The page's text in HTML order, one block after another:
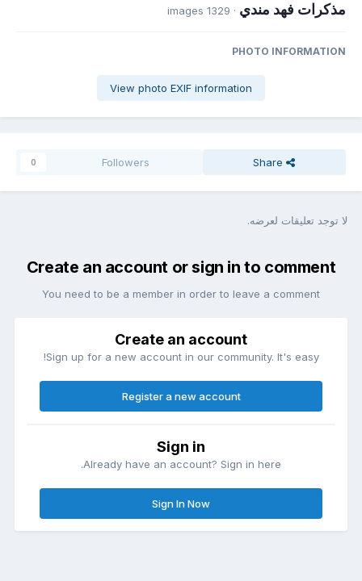
مذكرات فهد مندي · 1329 images
PHOTO INFORMATION
View photo EXIF information
Share
Followers
0
لا توجد تعليقات لعرضه.
Create an account or sign in to comment
You need to be a member in order to leave a comment
Create an account
Sign up for a new account in our community. It's easy!
Register a new account
Sign in
Already have an account? Sign in here.
Sign In Now